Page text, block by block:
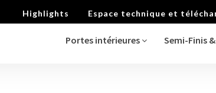
Highlights Espace technique et
Portes intérieures Semi-Finis